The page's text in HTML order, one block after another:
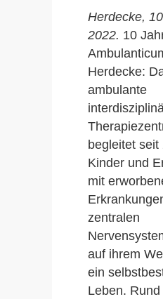
Herdecke,
2022. 10
Herdecke:
ambulante
begleitet seit
Kinder und
mit
zentralen
auf ihrem
ein
Leben.